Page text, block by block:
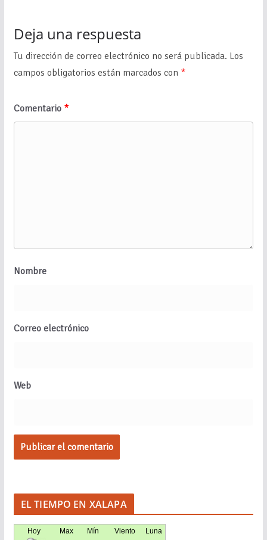
Deja una respuesta
Tu dirección de correo electrónico no será publicada. Los
campos obligatorios están marcados con *
Comentario *
Nombre
Correo electrónico
Web
EL TIEMPO EN XALAPA